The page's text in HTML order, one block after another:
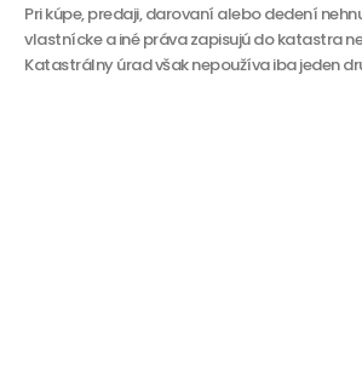
Pri kúpe, predaji, darovaní alebo dedení
vlastnícke a iné práva zapisujú do katastra
Katastrálny úrad však nepoužíva iba jeden